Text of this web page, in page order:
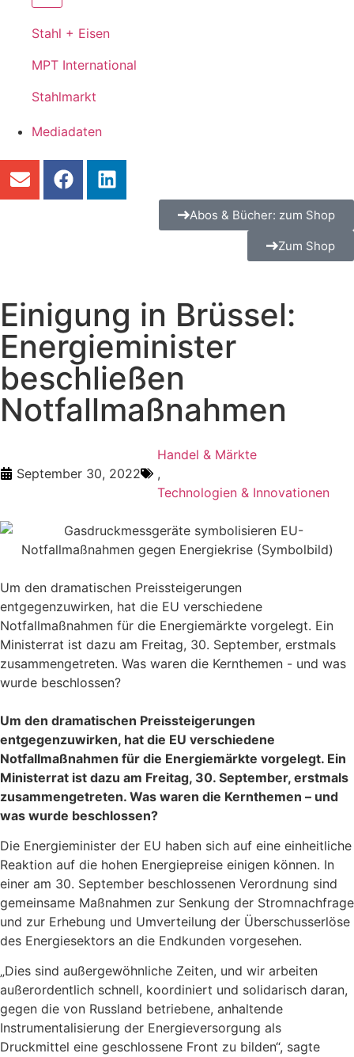
Stahl + Eisen
MPT International
Stahlmarkt
Mediadaten
Abos & Bücher: zum Shop
Zum Shop
Einigung in Brüssel:
Energieminister
beschließen
Notfallmaßnahmen
September 30, 2022
Handel & Märkte
,
Technologien & Innovationen
Um den dramatischen Preissteigerungen
entgegenzuwirken, hat die EU verschiedene
Notfallmaßnahmen für die Energiemärkte vorgelegt. Ein
Ministerrat ist dazu am Freitag, 30. September, erstmals
zusammengetreten. Was waren die Kernthemen - und was
wurde beschlossen?
Um den dramatischen Preissteigerungen
entgegenzuwirken, hat die EU verschiedene
Notfallmaßnahmen für die Energiemärkte vorgelegt. Ein
Ministerrat ist dazu am Freitag, 30. September, erstmals
zusammengetreten. Was waren die Kernthemen – und
was wurde beschlossen?
Die Energieminister der EU haben sich auf eine einheitliche
Reaktion auf die hohen Energiepreise einigen können. In
einer am 30. September beschlossenen Verordnung sind
gemeinsame Maßnahmen zur Senkung der Stromnachfrage
und zur Erhebung und Umverteilung der Überschusserlöse
des Energiesektors an die Endkunden vorgesehen.
„Dies sind außergewöhnliche Zeiten, und wir arbeiten
außerordentlich schnell, koordiniert und solidarisch daran,
gegen die von Russland betriebene, anhaltende
Instrumentalisierung der Energieversorgung als
Druckmittel eine geschlossene Front zu bilden“, sagte